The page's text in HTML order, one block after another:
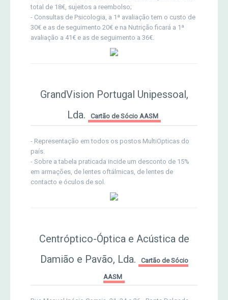
total de 18€, sujeitos a reembolso;
- Consultas de Psicologia, a 1ª avaliação tem o custo de
30€ e as de seguimento 20€ e na Nutrição ficará a 1ª
avaliação a 41€ e as de seguimento a 36€.
GrandVision Portugal Unipessoal,
Lda.
Cartão de Sócio AASM
- Representação em todos os postos MultiOpticas do
país.
- Sobre a tabela praticada incide um desconto de 15%
em armações, de lentes oftálmicas, de lentes de
contacto e óculos de sol.
Centróptico-Óptica e Acústica de
Damião e Pavão, Lda.
Cartão de Sócio
AASM